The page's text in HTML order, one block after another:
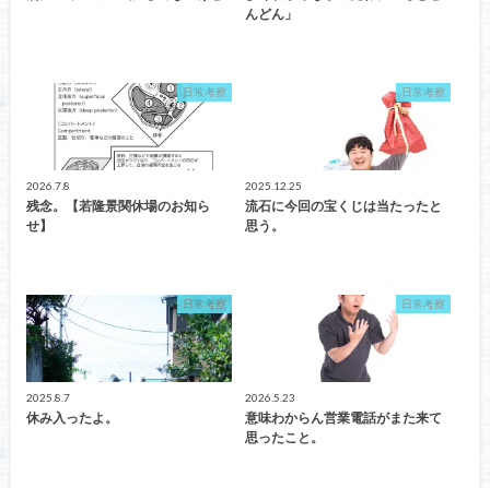
んどん」
日常考察
2026.7.8
残念。【若隆景関休場のお知ら
せ】
日常考察
2025.12.25
流石に今回の宝くじは当たったと
思う。
日常考察
2025.8.7
休み入ったよ。
日常考察
2026.5.23
意味わからん営業電話がまた来て
思ったこと。